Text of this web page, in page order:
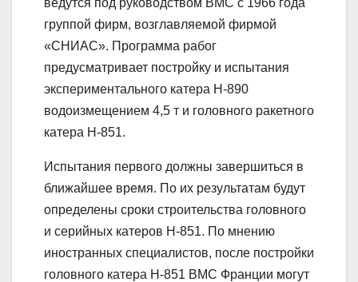
группой фирм, возглавляемой фирмой
«СНИАС». Программа рабог
предусматривает постройку и испытания
экспериментального катера Н-890
водоизмещением 4,5 т и головного ракетного
катера Н-851.
Испытания первого должны завершиться в
ближайшее время. По их результатам будут
определены сроки строительства головного
и серийных катеров Н-851. По мнению
иностранных специалистов, после постройки
головного катера Н-851 ВМС Франции могут